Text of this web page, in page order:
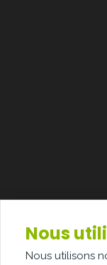
Nous
Nous utilisons